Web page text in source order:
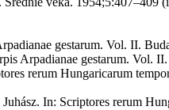
gestarum. Vol. II.
Arpadianae gestarum. Vol.
rerum Hungaricarum
In: Scriptores rerum